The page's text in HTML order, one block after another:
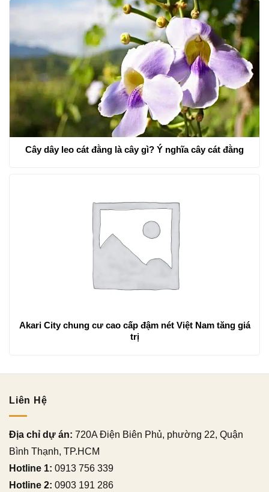
Cây dây leo cát đằng là cây gì? Ý nghĩa cây cát đằng
Akari City chung cư cao cấp đậm nét Việt Nam tăng giá
trị
Liên Hệ
Địa chỉ dự án: 720A Điện Biên Phủ, phường 22, Quận
Bình Thạnh, TP.HCM
Hotline 1: 0913 756 339
Hotline 2: 0903 191 286